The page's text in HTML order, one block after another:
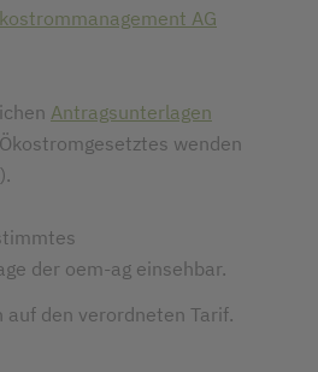
AG
Antragsunterlagen
wenden
der oem-ag einsehbar.
den verordneten Tarif.